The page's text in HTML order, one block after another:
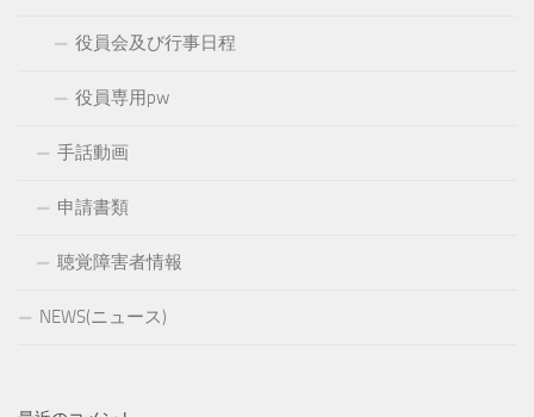
役員会及び行事日程
役員専用pw
手話動画
申請書類
聴覚障害者情報
NEWS(ニュース)